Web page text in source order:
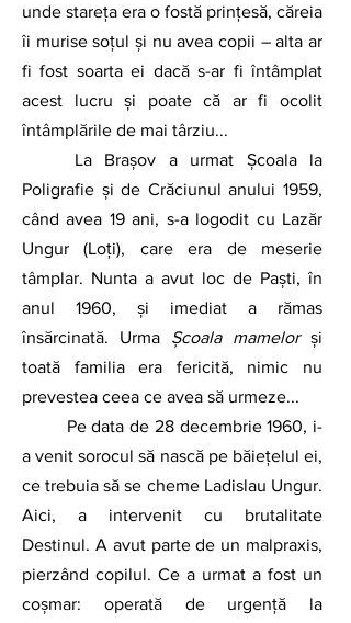
unde stareța era o fostă prințesă, căreia
îi murise soțul și nu avea copii – alta ar
fi fost soarta ei dacă s-ar fi întâmplat
acest lucru și poate că ar fi ocolit
întâmplările de mai târziu...
Poligrafie și de Crăciunul anului 1959,
când avea 19 ani, s-a logodit cu Lazăr
Ungur (Loți), care era de meserie
tâmplar. Nunta a avut loc de Paști, în
anul 1960,
și imediat a rămas
însărcinată. Urma Școala mamelor și
toată familia era fericită, nimic nu
prevestea ceea ce avea să urmeze...
a venit sorocul să nască pe băiețelul ei,
ce trebuia să se cheme Ladislau Ungur.
Aici, a intervenit cu brutalitate
Destinul. A avut parte de un malpraxis,
pierzând copilul. Ce a urmat a fost un
coșmar: operată de urgență la